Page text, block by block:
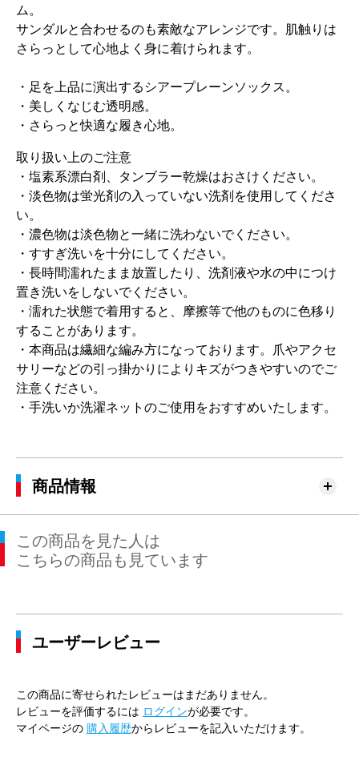
ム。
サンダルと合わせるのも素敵なアレンジです。肌触りは
さらっとして心地よく身に着けられます。
・足を上品に演出するシアープレーンソックス。
・美しくなじむ透明感。
・さらっと快適な履き心地。
取り扱い上のご注意
・塩素系漂白剤、タンブラー乾燥はおさけください。
・淡色物は蛍光剤の入っていない洗剤を使用してくださ
い。
・濃色物は淡色物と一緒に洗わないでください。
・すすぎ洗いを十分にしてください。
・長時間濡れたまま放置したり、洗剤液や水の中につけ
置き洗いをしないでください。
・濡れた状態で着用すると、摩擦等で他のものに色移り
することがあります。
・本商品は繊細な編み方になっております。爪やアクセ
サリーなどの引っ掛かりによりキズがつきやすいのでご
注意ください。
・手洗いか洗濯ネットのご使用をおすすめいたします。
商品情報
この商品を見た人は
こちらの商品も見ています
ユーザーレビュー
この商品に寄せられたレビューはまだありません。
レビューを評価するには ログインが必要です。
マイページの 購入履歴からレビューを記入いただけます。